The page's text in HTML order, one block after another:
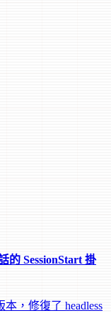
的 SessionStart 掛
，修復了 headless